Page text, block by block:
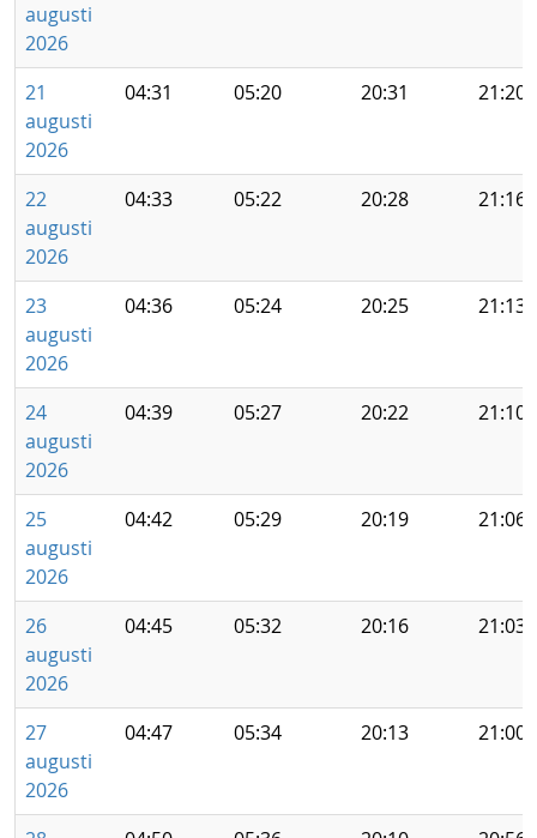
augusti
2026
21
augusti
2026
04:31 05:20 20:31 21:20
22
augusti
2026
04:33 05:22 20:28 21:16
23
augusti
2026
04:36 05:24 20:25 21:13
24
augusti
2026
04:39 05:27 20:22 21:10
25
augusti
2026
04:42 05:29 20:19 21:06
26
augusti
2026
04:45 05:32 20:16 21:03
27
augusti
2026
04:47 05:34 20:13 21:00